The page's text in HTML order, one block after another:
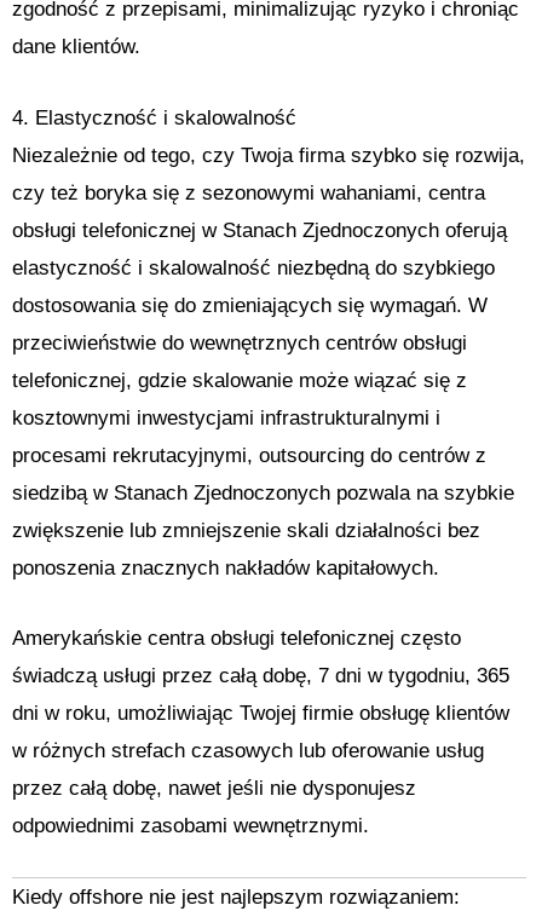
zgodność z przepisami, minimalizując ryzyko i chroniąc
dane klientów.
4. Elastyczność i skalowalność
Niezależnie od tego, czy Twoja firma szybko się rozwija,
czy też boryka się z sezonowymi wahaniami, centra
obsługi telefonicznej w Stanach Zjednoczonych oferują
elastyczność i skalowalność niezbędną do szybkiego
dostosowania się do zmieniających się wymagań. W
przeciwieństwie do wewnętrznych centrów obsługi
telefonicznej, gdzie skalowanie może wiązać się z
kosztownymi inwestycjami infrastrukturalnymi i
procesami rekrutacyjnymi, outsourcing do centrów z
siedzibą w Stanach Zjednoczonych pozwala na szybkie
zwiększenie lub zmniejszenie skali działalności bez
ponoszenia znacznych nakładów kapitałowych.
Amerykańskie centra obsługi telefonicznej często
świadczą usługi przez całą dobę, 7 dni w tygodniu, 365
dni w roku, umożliwiając Twojej firmie obsługę klientów
w różnych strefach czasowych lub oferowanie usług
przez całą dobę, nawet jeśli nie dysponujesz
odpowiednimi zasobami wewnętrznymi.
Kiedy offshore nie jest najlepszym rozwiązaniem: